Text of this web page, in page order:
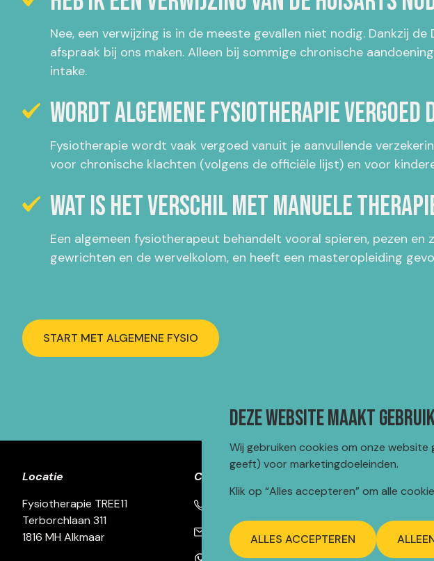
Nee, een verwijzing is in de meeste gevallen niet nodig. Dankzij
afspraak bij ons maken. Alleen bij sommige chronische
intake.
Wordt algemene fysiotherapie
Fysiotherapie wordt vaak vergoed vanuit je aanvullende
voor chronische klachten (volgens de officiële lijst) en voor
Wat is het verschil met manuele
Een algemeen fysiotherapeut behandelt vooral spieren, pezen
gewrichten en de wervelkolom, en heeft een masteropleiding
START MET ALGEMENE FYSIO
Locatie
Fysiotherapie TREE11
Terborchlaan 311
1816 MH Alkmaar
Contact
info@fysiotherapietree11.nl
WhatsApp
07:00
Deze website maakt
Wij gebruiken cookies om onze
geeft) voor marketingdoeleinden.
Klik op “Alles accepteren” om alle
ALLES ACCEPTEREN